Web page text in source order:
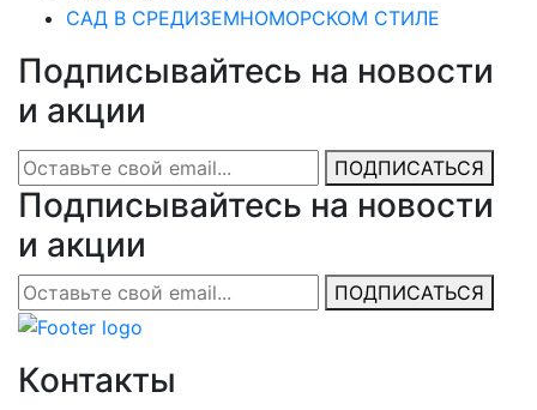
САД В СРЕДИЗЕМНОМОРСКОМ СТИЛЕ
Подписывайтесь на новости
и акции
ПОДПИСАТЬСЯ
Подписывайтесь на новости
и акции
ПОДПИСАТЬСЯ
Контакты